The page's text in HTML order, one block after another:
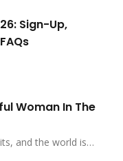
Sign-Up,
Woman In The
and the world is
to celebrate the